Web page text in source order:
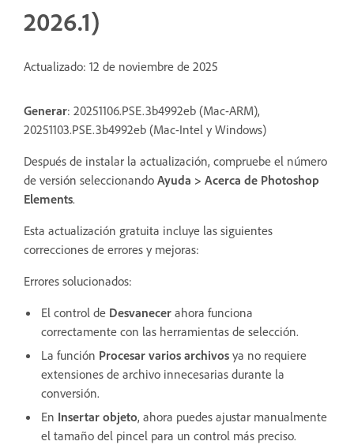
2026.1)
Actualizado: 12 de noviembre de 2025
Generar: 20251106.PSE.3b4992eb (Mac-ARM),
20251103.PSE.3b4992eb (Mac-Intel y Windows)
Después de instalar la actualización, compruebe el número
de versión seleccionando Ayuda > Acerca de Photoshop
Elements.
Esta actualización gratuita incluye las siguientes
correcciones de errores y mejoras:
Errores solucionados:
El control de Desvanecer ahora funciona
correctamente con las herramientas de selección.
La función Procesar varios archivos ya no requiere
extensiones de archivo innecesarias durante la
conversión.
En Insertar objeto, ahora puedes ajustar manualmente
el tamaño del pincel para un control más preciso.